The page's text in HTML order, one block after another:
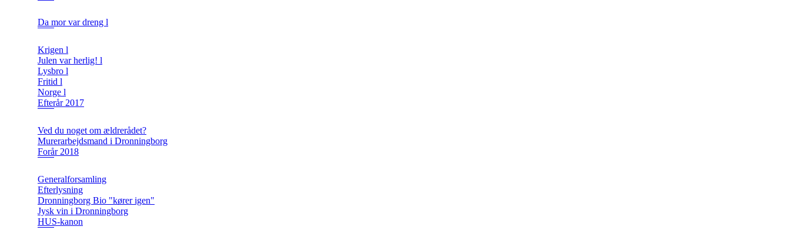
Da mor var dreng l
Krigen l
Julen var herlig! l
Lysbro l
Fritid l
Norge l
Efterår 2017
Ved du noget om ældrerådet?
Murerarbejdsmand i Dronningborg
Forår 2018
Generalforsamling
Efterlysning
Dronningborg Bio "kører igen"
Jysk vin i Dronningborg
HUS-kanon